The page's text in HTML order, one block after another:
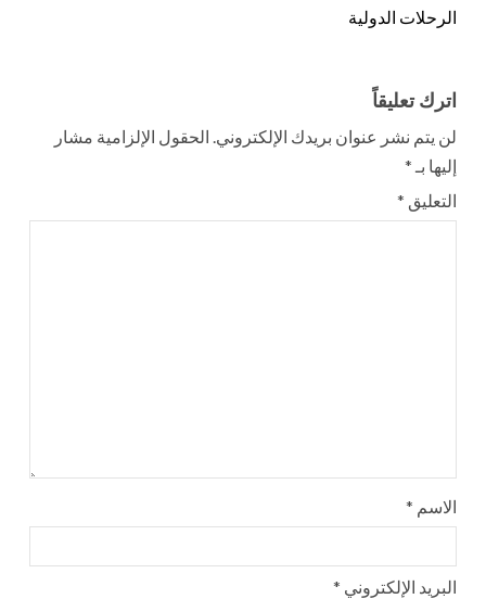
الرحلات الدولية
اترك تعليقاً
لن يتم نشر عنوان بريدك الإلكتروني. الحقول الإلزامية مشار
إليها بـ *
التعليق *
الاسم *
البريد الإلكتروني *